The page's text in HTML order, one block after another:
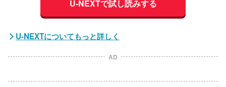
U-NEXTで試し読みする
U-NEXTについてもっと詳しく
AD